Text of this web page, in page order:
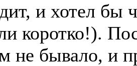
и хотел бы
коротко!).
не бывало, и